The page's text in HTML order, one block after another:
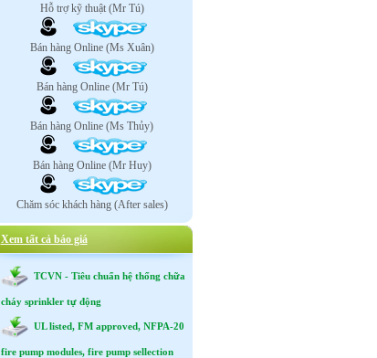
Hỗ trợ kỹ thuật (Mr Tú)
Bán hàng Online (Ms Xuân)
Bán hàng Online (Mr Tú)
Bán hàng Online (Ms Thủy)
Bán hàng Online (Mr Huy)
Chăm sóc khách hàng (After sales)
Xem tất cả báo giá
TCVN - Tiêu chuẩn hệ thống chữa
cháy sprinkler tự động
UL listed, FM approved, NFPA-20
fire pump modules, fire pump sellection